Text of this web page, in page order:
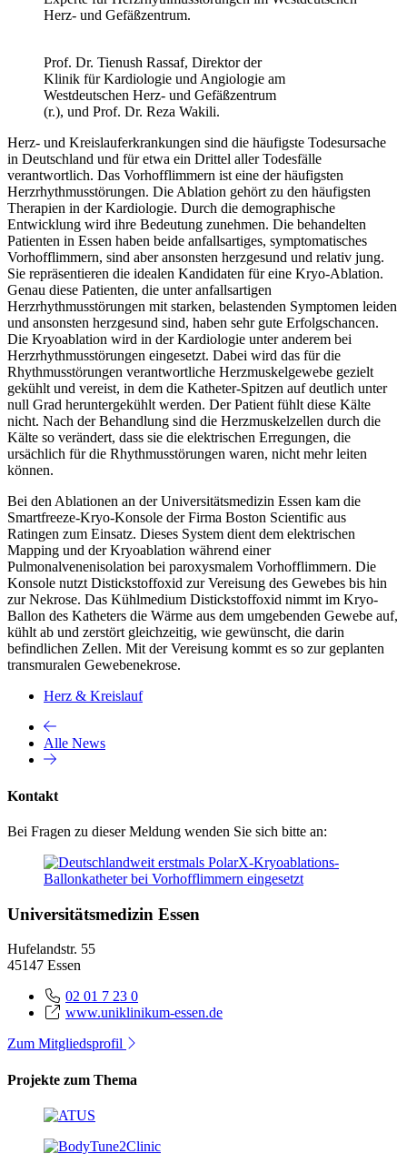
Herz- und Gefäßzentrum.
Prof. Dr. Tienush Rassaf, Direktor der
Klinik für Kardiologie und Angiologie am
Westdeutschen Herz- und Gefäßzentrum
(r.), und Prof. Dr. Reza Wakili.
Herz- und Kreislauferkrankungen sind die häufigste Todesursache
in Deutschland und für etwa ein Drittel aller Todesfälle
verantwortlich. Das Vorhofflimmern ist eine der häufigsten
Herzrhythmusstörungen. Die Ablation gehört zu den häufigsten
Therapien in der Kardiologie. Durch die demographische
Entwicklung wird ihre Bedeutung zunehmen. Die behandelten
Patienten in Essen haben beide anfallsartiges, symptomatisches
Vorhofflimmern, sind aber ansonsten herzgesund und relativ jung.
Sie repräsentieren die idealen Kandidaten für eine Kryo-Ablation.
Genau diese Patienten, die unter anfallsartigen
Herzrhythmusstörungen mit starken, belastenden Symptomen leiden
und ansonsten herzgesund sind, haben sehr gute Erfolgschancen.
Die Kryoablation wird in der Kardiologie unter anderem bei
Herzrhythmusstörungen eingesetzt. Dabei wird das für die
Rhythmusstörungen verantwortliche Herzmuskelgewebe gezielt
gekühlt und vereist, in dem die Katheter-Spitzen auf deutlich unter
null Grad heruntergekühlt werden. Der Patient fühlt diese Kälte
nicht. Nach der Behandlung sind die Herzmuskelzellen durch die
Kälte so verändert, dass sie die elektrischen Erregungen, die
ursächlich für die Rhythmusstörungen waren, nicht mehr leiten
können.
Bei den Ablationen an der Universitätsmedizin Essen kam die
Smartfreeze-Kryo-Konsole der Firma Boston Scientific aus
Ratingen zum Einsatz. Dieses System dient dem elektrischen
Mapping und der Kryoablation während einer
Pulmonalvenenisolation bei paroxysmalem Vorhofflimmern. Die
Konsole nutzt Distickstoffoxid zur Vereisung des Gewebes bis hin
zur Nekrose. Das Kühlmedium Distickstoffoxid nimmt im Kryo-
Ballon des Katheters die Wärme aus dem umgebenden Gewebe auf,
kühlt ab und zerstört gleichzeitig, wie gewünscht, die darin
befindlichen Zellen. Mit der Vereisung kommt es so zur geplanten
transmuralen Gewebenekrose.
Herz & Kreislauf
Alle News
Kontakt
Bei Fragen zu dieser Meldung wenden Sie sich bitte an:
Universitätsmedizin Essen
Hufelandstr. 55
45147 Essen
02 01 7 23 0
www.uniklinikum-essen.de
Zum Mitgliedsprofil
Projekte zum Thema